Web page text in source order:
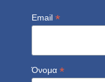
Email *
Όνομα *